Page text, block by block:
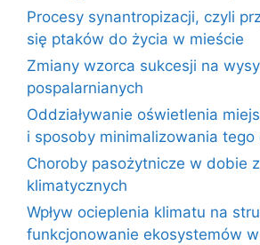
Procesy synantropizacji, czyli
się ptaków do życia w mieście
Zmiany wzorca sukcesji na
pospalarnianych
Oddziaływanie oświetlenia
i sposoby minimalizowania tego
Choroby pasożytnicze w dobie
klimatycznych
Wpływ ocieplenia klimatu na
funkcjonowanie ekosystemów